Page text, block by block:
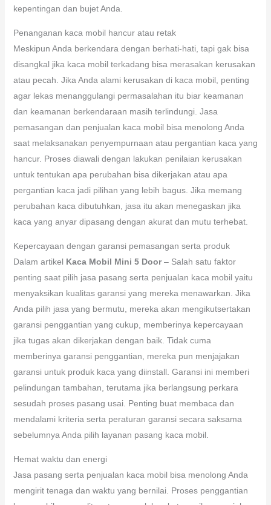
kepentingan dan bujet Anda.
Penanganan kaca mobil hancur atau retak
Meskipun Anda berkendara dengan berhati-hati, tapi gak bisa
disangkal jika kaca mobil terkadang bisa merasakan kerusakan
atau pecah. Jika Anda alami kerusakan di kaca mobil, penting
agar lekas menanggulangi permasalahan itu biar keamanan
dan keamanan berkendaraan masih terlindungi. Jasa
pemasangan dan penjualan kaca mobil bisa menolong Anda
saat melaksanakan penyempurnaan atau pergantian kaca yang
hancur. Proses diawali dengan lakukan penilaian kerusakan
untuk tentukan apa perubahan bisa dikerjakan atau apa
pergantian kaca jadi pilihan yang lebih bagus. Jika memang
perubahan kaca dibutuhkan, jasa itu akan menegaskan jika
kaca yang anyar dipasang dengan akurat dan mutu terhebat.
Kepercayaan dengan garansi pemasangan serta produk
Dalam artikel Kaca Mobil Mini 5 Door– Salah satu faktor
penting saat pilih jasa pasang serta penjualan kaca mobil yaitu
menyaksikan kualitas garansi yang mereka menawarkan. Jika
Anda pilih jasa yang bermutu, mereka akan mengikutsertakan
garansi penggantian yang cukup, memberinya kepercayaan
jika tugas akan dikerjakan dengan baik. Tidak cuma
memberinya garansi penggantian, mereka pun menjajakan
garansi untuk produk kaca yang diinstall. Garansi ini memberi
pelindungan tambahan, terutama jika berlangsung perkara
sesudah proses pasang usai. Penting buat membaca dan
mendalami kriteria serta peraturan garansi secara saksama
sebelumnya Anda pilih layanan pasang kaca mobil.
Hemat waktu dan energi
Jasa pasang serta penjualan kaca mobil bisa menolong Anda
mengirit tenaga dan waktu yang bernilai. Proses penggantian